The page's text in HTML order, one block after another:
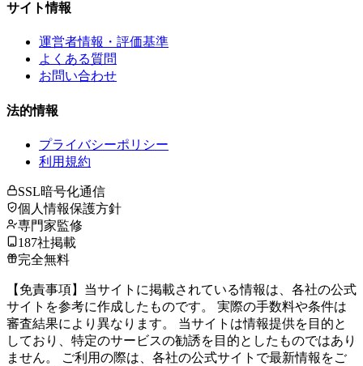
サイト情報
運営者情報・評価基準
よくある質問
お問い合わせ
法的情報
プライバシーポリシー
利用規約
SSL暗号化通信
個人情報保護方針
専門家監修
187社掲載
完全無料
【免責事項】当サイトに掲載されている情報は、各社の公式
サイトを参考に作成したものです。 実際の手数料や条件は
審査結果により異なります。 当サイトは情報提供を目的と
しており、特定のサービスの勧誘を目的としたものではあり
ません。 ご利用の際は、各社の公式サイトで最新情報をご